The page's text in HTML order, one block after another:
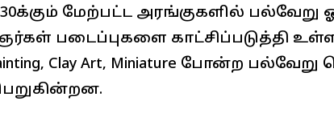
30க்கும் மேற்பட்ட அரங்குகளில் பல்வேறு
படைப்புகளை காட்சிப்படுத்தி
Clay Art, Miniature போன்ற